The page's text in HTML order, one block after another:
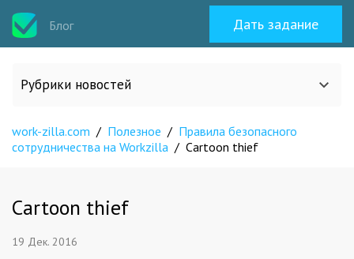
Блог Дать задание
Рубрики новостей
Все статьи
work-zilla.com / Полезное / Правила безопасного
сотрудничества на Workzilla / Cartoon thief
Cartoon thief
19 Дек. 2016